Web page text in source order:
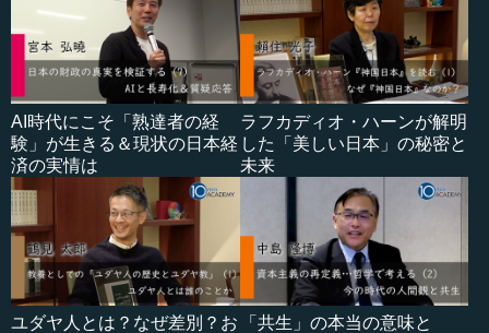
AI時代にこそ「熟達者の経
験」が生きる＆現状の日本経
済の実情は
ラフカディオ・ハーンが解明
した「美しい日本」の秘密と
未来
ユダヤ人とは？なぜ差別？お
「共生」の本当の意味と